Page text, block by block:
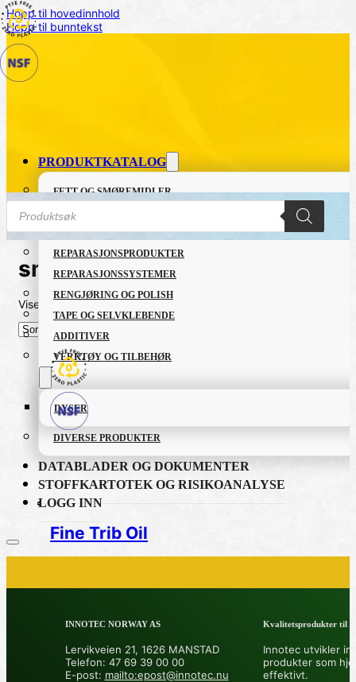
Hopp til hovedinnhold
Hopp til bunntekst
PRODUKTKATALOG
FETT OG SMØREMIDLER
GRUNNING OG LAKK
LIM OG TETTEMASSER
REPARASJONSPRODUKTER
REPARASJONSSYSTEMER
RENGJØRING OG POLISH
TAPE OG SELVKLEBENDE
ADDITIVER
VERKTØY OG TILBEHØR
DYSER
DIVERSE PRODUKTER
DATABLADER OG DOKUMENTER
STOFFKARTOTEK OG RISIKOANALYSE
LOGG INN
PRODUKTKATALOG
GRUNNING OG LAKK
Products
search
smøreolje som ikke tiltrekker
Viser det ene resultatet
Fine Trib Oil
INNOTEC NORWAY AS
Lervikveien 21, 1626 MANSTAD
Telefon: 47 69 39 00 00
E-post: mailto:epost@innotec.nu
Kvalitetsprodukter til å
Innotec utvikler
produkter som
effektivt.